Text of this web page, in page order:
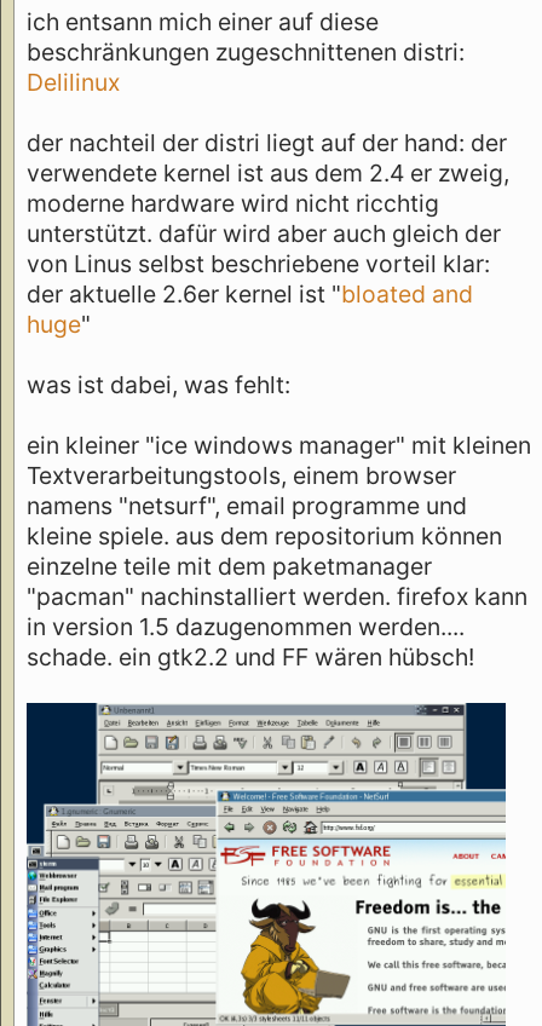
ich entsann mich einer auf diese
beschränkungen zugeschnittenen distri:
Delilinux
der nachteil der distri liegt auf der hand: der
verwendete kernel ist aus dem 2.4 er zweig,
moderne hardware wird nicht ricchtig
unterstützt. dafür wird aber auch gleich der
von Linus selbst beschriebene vorteil klar:
der aktuelle 2.6er kernel ist "bloated and
huge"
was ist dabei, was fehlt:
ein kleiner "ice windows manager" mit kleinen
Textverarbeitungstools, einem browser
namens "netsurf", email programme und
kleine spiele. aus dem repositorium können
einzelne teile mit dem paketmanager
"pacman" nachinstalliert werden. firefox kann
in version 1.5 dazugenommen werden....
schade. ein gtk2.2 und FF wären hübsch!